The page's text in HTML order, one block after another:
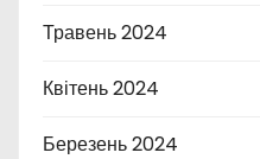
Травень 2024
Квітень 2024
Березень 2024